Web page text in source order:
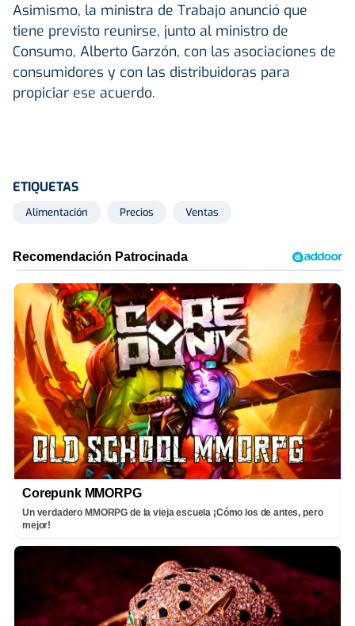
Asimismo, la ministra de Trabajo anunció que
tiene previsto reunirse, junto al ministro de
Consumo, Alberto Garzón, con las asociaciones de
consumidores y con las distribuidoras para
propiciar ese acuerdo.
ETIQUETAS
Alimentación Precios Ventas
Corepunk MMORPG
Un verdadero MMORPG de la vieja escuela ¡Cómo los de antes, pero
mejor!